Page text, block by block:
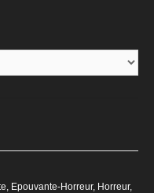
, Epouvante-Horreur, Horreur,